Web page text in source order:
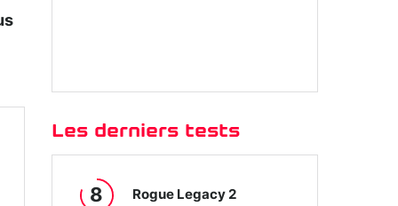
Les derniers tests
8 Rogue Legacy 2